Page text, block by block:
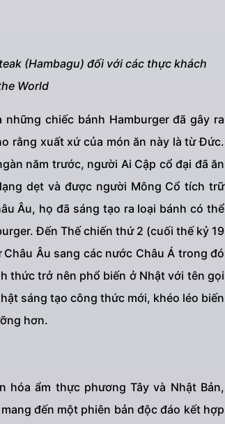
(Hambagu) đối với các thực khách
World
chiếc bánh Hamburger đã gây ra
rằng xuất xứ của món ăn này là từ Đức.
năm trước, người Ai Cập cổ đại đã ăn
dẹt và được người Mông Cổ tích trữ
Âu, họ đã sáng tạo ra loại bánh có thể
Đến Thế chiến thứ 2 (cuối thế kỷ 19
Âu sang các nước Châu Á trong đó
thức trở nên phổ biến ở Nhật với tên gọi
sáng tạo công thức mới, khéo léo biến
hơn.
ẩm thực phương Tây và Nhật Bản,
đến một phiên bản độc đáo kết hợp